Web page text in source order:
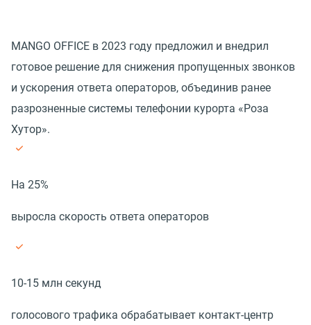
MANGO OFFICE в 2023 году предложил и внедрил
готовое решение для снижения пропущенных звонков
и ускорения ответа операторов, объединив ранее
разрозненные системы телефонии курорта «Роза
Хутор».
На 25%
выросла скорость ответа операторов
10-15 млн секунд
голосового трафика обрабатывает контакт-центр